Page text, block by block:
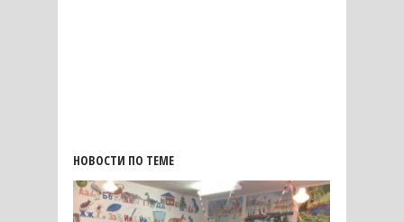
НОВОСТИ ПО ТЕМЕ